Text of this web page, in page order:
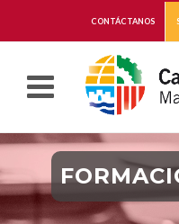
CONTÁCTANOS